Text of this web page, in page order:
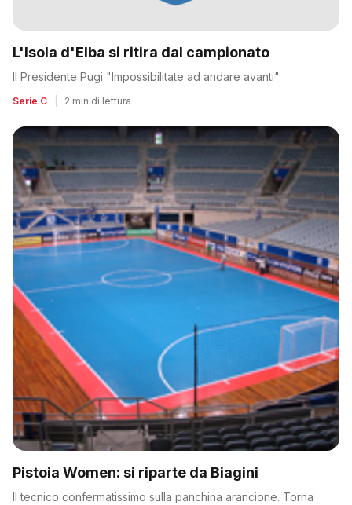
L'Isola d'Elba si ritira dal campionato
Il Presidente Pugi "Impossibilitate ad andare avanti"
Serie C 2 min di lettura
Pistoia Women: si riparte da Biagini
Il tecnico confermatissimo sulla panchina arancione. Torna